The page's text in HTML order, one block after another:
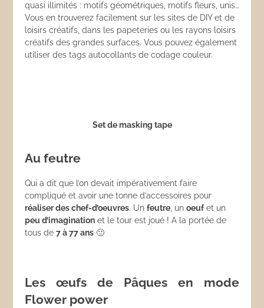
quasi illimités : motifs géométriques, motifs fleurs, unis…
Vous en trouverez facilement sur les sites de DIY et de
loisirs créatifs, dans les papeteries ou les rayons loisirs
créatifs des grandes surfaces. Vous pouvez également
utiliser des tags autocollants de codage couleur.
Set de masking tape
Au feutre
Qui a dit que l’on devait impérativement faire
compliqué et avoir une tonne d’accessoires pour
réaliser des chef-d’oeuvres. Unfeutre , unoeufet un
peu d’imagination et le tour est joué ! A la portée de
tous de7 à 77 ans 🙂
Les œufs de Pâques en mode
Flower power